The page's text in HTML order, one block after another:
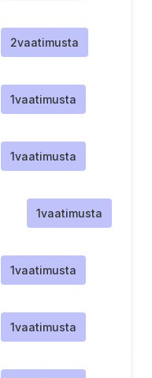
2vaatimusta
1vaatimusta
1vaatimusta
1vaatimusta
1vaatimusta
1vaatimusta